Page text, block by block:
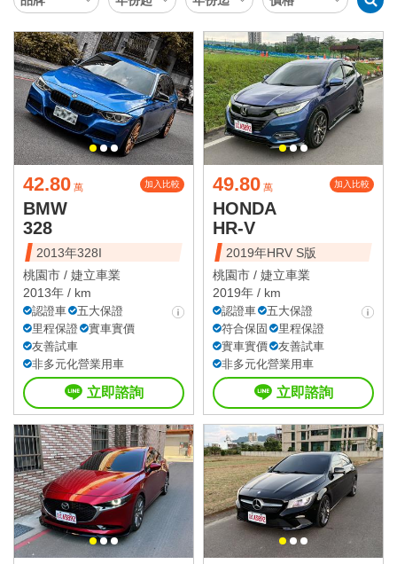
42.80 萬 加入比較
BMW
328
2013年328I
桃園市 / 婕立車業
2013年 / km
認證車
五大保證
里程保證
實車實價
友善試車
非多元化營業用車
立即諮詢
49.80 萬 加入比較
HONDA
HR-V
2019年HRV S版
桃園市 / 婕立車業
2019年 / km
認證車
五大保證
符合保固
里程保證
實車實價
友善試車
非多元化營業用車
立即諮詢